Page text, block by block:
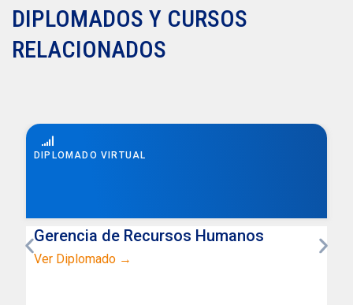
DIPLOMADOS Y CURSOS
RELACIONADOS
DIPLOMADO VIRTUAL
Gerencia de Recursos Humanos
Ver Diplomado →